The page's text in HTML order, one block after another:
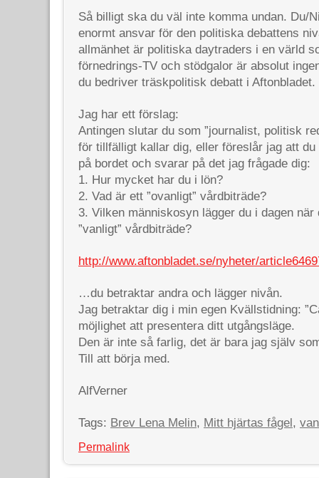
Så billigt ska du väl inte komma undan. Du/
enormt ansvar för den politiska debattens
allmänhet är politiska daytraders i en värld
förnedrings-TV och stödgalor är absolut
du bedriver träskpolitisk debatt i Aftonbladet.
Jag har ett förslag:
Antingen slutar du som ”journalist, politisk
för tillfälligt kallar dig, eller föreslår jag att du
på bordet och svarar på det jag frågade dig:
1. Hur mycket har du i lön?
2. Vad är ett ”ovanligt” vårdbiträde?
3. Vilken människosyn lägger du i dagen
”vanligt” vårdbiträde?
http://www.aftonbladet.se/nyheter/
…du betraktar andra och lägger nivån.
Jag betraktar dig i min egen Kvällstidning:
möjlighet att presentera ditt utgångsläge.
Den är inte så farlig, det är bara jag själv
Till att börja med.
AlfVerner
Tags: Brev Lena Melin, Mitt hjärtas fågel,
Permalink